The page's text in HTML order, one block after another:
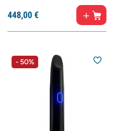
448,00€
- 50%